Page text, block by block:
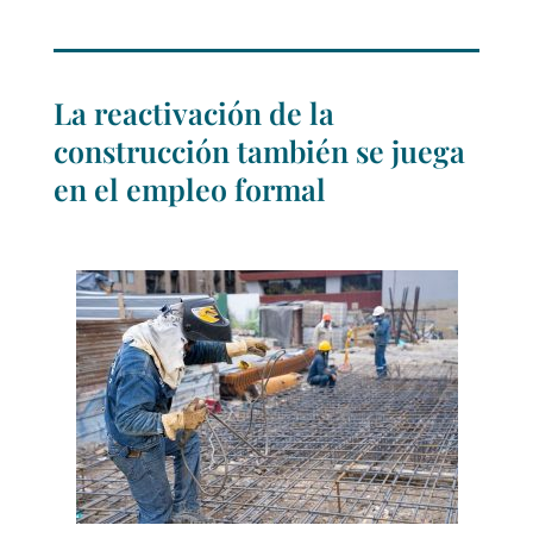
La reactivación de la
construcción también se juega
en el empleo formal